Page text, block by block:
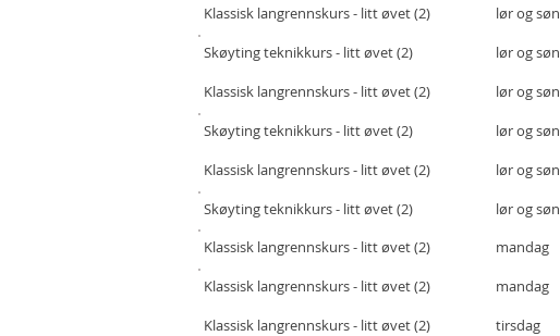
lør og søn
lør og søn
lør og søn
lør og søn
lør og søn
lør og søn
Klassisk langrennskurs - litt øvet (2)
Skøyting teknikkurs - litt øvet (2)
Klassisk langrennskurs - litt øvet (2)
Skøyting teknikkurs - litt øvet (2)
Klassisk langrennskurs - litt øvet (2)
Skøyting teknikkurs - litt øvet (2)
mandag
mandag
tirsdag
Klassisk langrennskurs - litt øvet (2)
Klassisk langrennskurs - litt øvet (2)
Klassisk langrennskurs- litt øvet (2)